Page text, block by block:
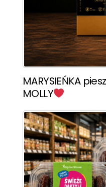
MARYSIEŃKA
MOLLY